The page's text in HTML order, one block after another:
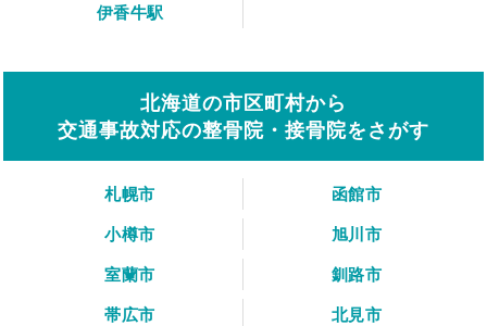
伊香牛駅
北海道の市区町村から
交通事故対応の整骨院・接骨院をさがす
札幌市
函館市
小樽市
旭川市
室蘭市
釧路市
帯広市
北見市